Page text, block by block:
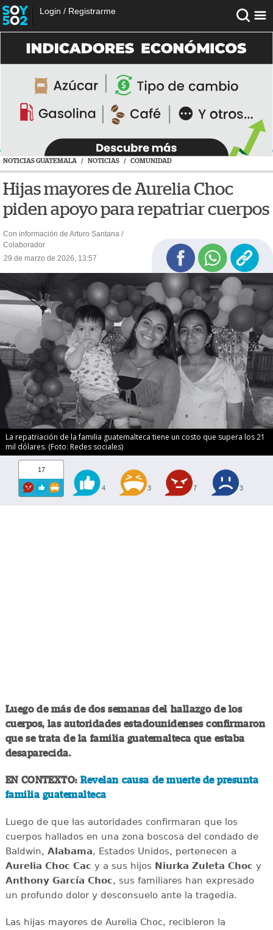
Login / Registrarme
NOTICIAS GUATEMALA / NOTICIAS / COMUNIDAD
Hijas mayores de Aurelia Choc
piden apoyo para repatriar cuerpos
Con información de Arturo Santana /
Colaborador
29 de marzo de 2026, 13:57
La repatriación de la familia guatemalteca tiene un costo que supera los 21
mil dólares. (Foto: Redes sociales)
17
4 3 7 3
Luego de más de dos semanas del hallazgo de los
cuerpos, las autoridades estadounidenses confirmaron
que se trata de la familia guatemalteca que estaba
desaparecida.
EN CONTEXTO: Revelan causa de muerte de presunta
familia guatemalteca
Luego de que las autoridades confirmaran que los
cuerpos hallados en una zona boscosa del condado de
Baldwin, Alabama, Estados Unidos, pertenecen a
Aurelia Choc Cac y a sus hijos Niurka Zuleta Choc y
Anthony García Choc, sus familiares han expresado
un profundo dolor y desconsuelo ante la tragedia.
Las hijas mayores de Aurelia Choc, recibieron la